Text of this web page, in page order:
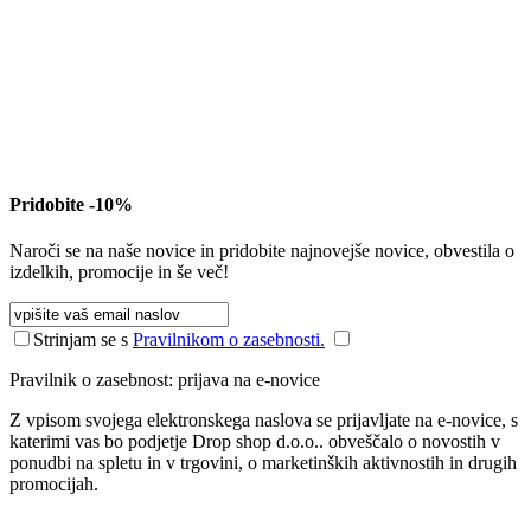
Pridobite -10%
Naroči se na naše novice in pridobite najnovejše novice, obvestila o
izdelkih, promocije in še več!
Strinjam se s Pravilnikom o zasebnosti.
Pravilnik o zasebnost: prijava na e-novice
Z vpisom svojega elektronskega naslova se prijavljate na e-novice, s
katerimi vas bo podjetje Drop shop d.o.o.. obveščalo o novostih v
ponudbi na spletu in v trgovini, o marketinških aktivnostih in drugih
promocijah.